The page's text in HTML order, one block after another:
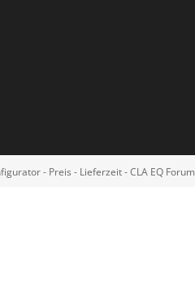
- Preis - Lieferzeit - CLA EQ Forum